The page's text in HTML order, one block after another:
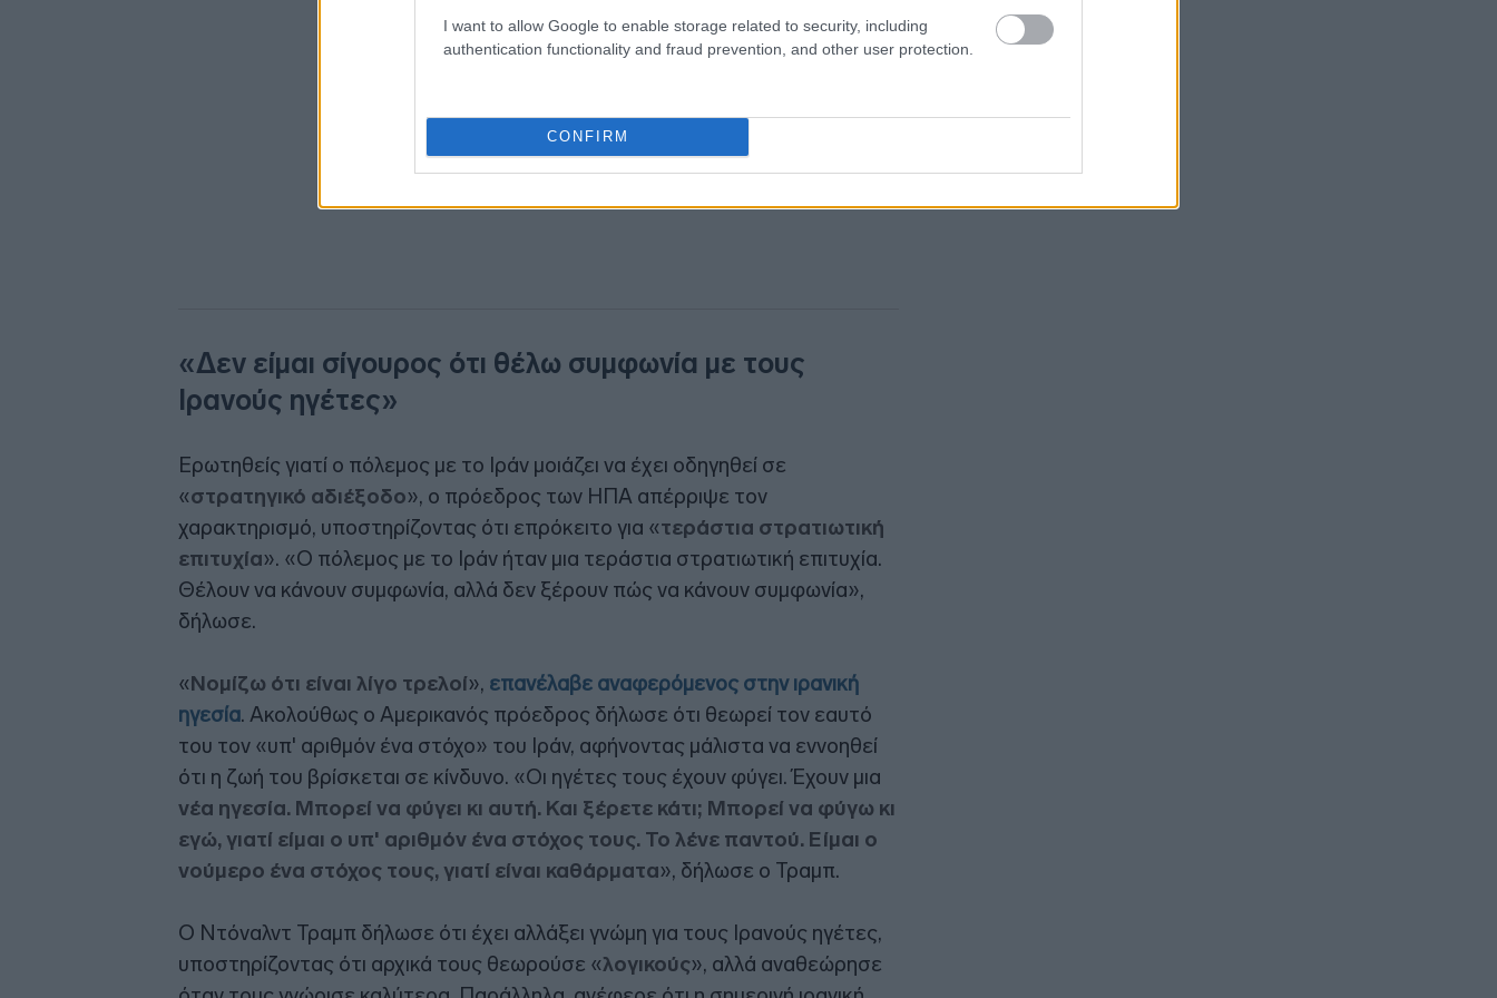
I want to allow Google to enable storage related to security, including
authentication functionality and fraud prevention, and other user protection.
CONFIRM
«Δεν είμαι σίγουρος ότι θέλω συμφωνία με τους
Ιρανούς ηγέτες»
Ερωτηθείς γιατί ο πόλεμος με το Ιράν μοιάζει να έχει οδηγηθεί σε
«στρατηγικό αδιέξοδο», ο πρόεδρος των ΗΠΑ απέρριψε τον
χαρακτηρισμό, υποστηρίζοντας ότι επρόκειτο για «τεράστια στρατιωτική
επιτυχία». «Ο πόλεμος με το Ιράν ήταν μια τεράστια στρατιωτική επιτυχία.
Θέλουν να κάνουν συμφωνία, αλλά δεν ξέρουν πώς να κάνουν συμφωνία»,
δήλωσε.
«Νομίζω ότι είναι λίγο τρελοί», επανέλαβε αναφερόμενος στην ιρανική
ηγεσία. Ακολούθως ο Αμερικανός πρόεδρος δήλωσε ότι θεωρεί τον εαυτό
του τον «υπ' αριθμόν ένα στόχο» του Ιράν, αφήνοντας μάλιστα να εννοηθεί
ότι η ζωή του βρίσκεται σε κίνδυνο. «Οι ηγέτες τους έχουν φύγει. Έχουν μια
νέα ηγεσία. Μπορεί να φύγει κι αυτή. Και ξέρετε κάτι; Μπορεί να φύγω κι
εγώ, γιατί είμαι ο υπ' αριθμόν ένα στόχος τους. Το λένε παντού. Είμαι ο
νούμερο ένα στόχος τους, γιατί είναι καθάρματα», δήλωσε ο Τραμπ.
Ο Ντόναλντ Τραμπ δήλωσε ότι έχει αλλάξει γνώμη για τους Ιρανούς ηγέτες,
υποστηρίζοντας ότι αρχικά τους θεωρούσε «λογικούς», αλλά αναθεώρησε